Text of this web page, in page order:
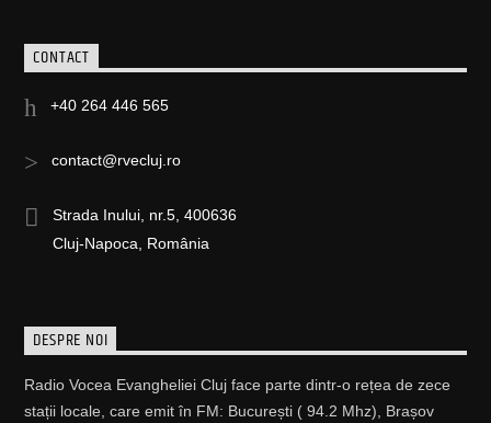
CONTACT
+40 264 446 565
contact@rvecluj.ro
Strada Inului, nr.5, 400636
Cluj-Napoca, România
DESPRE NOI
Radio Vocea Evangheliei Cluj face parte dintr-o rețea de zece
stații locale, care emit în FM: București ( 94.2 Mhz), Brașov